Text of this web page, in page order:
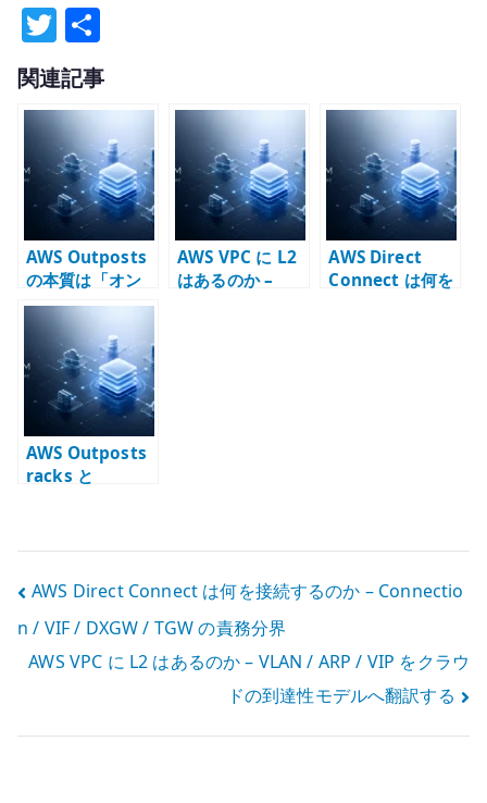
T
w
it
te
r
有
関連記事
AWS Outposts
の本質は「オン
プレ AWS」では
なく、責任分界
を変えるインフ
ラである
AWS VPC に L2
はあるのか –
AWS Direct
Connect は何を
AWS Outposts
racks と
として評価すべ
投
稿
ナ
ビ
AWS Direct Connect は何を接続するのか – Connectio
n / VIF / DXGW / TGW の責務分界
AWS VPC に L2 はあるのか – VLAN / ARP / VIP をクラウ
ドの到達性モデルへ翻訳する